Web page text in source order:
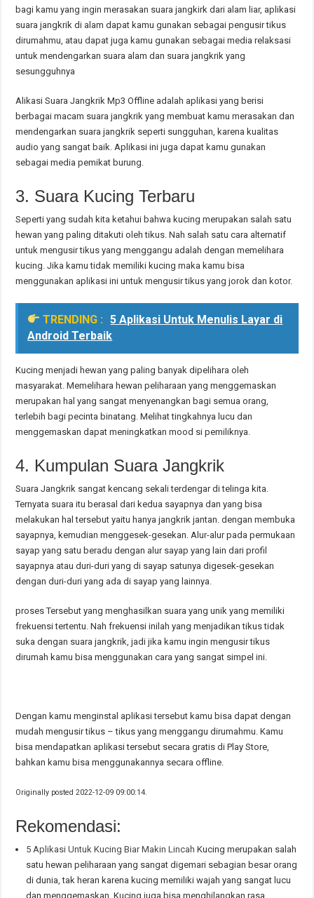
bagi kamu yang ingin merasakan suara jangkirk dari alam liar, aplikasi
suara jangkrik di alam dapat kamu gunakan sebagai pengusir tikus
dirumahmu, atau dapat juga kamu gunakan sebagai media relaksasi
untuk mendengarkan suara alam dan suara jangkrik yang
sesungguhnya
Alikasi Suara Jangkrik Mp3 Offline adalah aplikasi yang berisi
berbagai macam suara jangkrik yang membuat kamu merasakan dan
mendengarkan suara jangkrik seperti sungguhan, karena kualitas
audio yang sangat baik. Aplikasi ini juga dapat kamu gunakan
sebagai media pemikat burung.
3. Suara Kucing Terbaru
Seperti yang sudah kita ketahui bahwa kucing merupakan salah satu
hewan yang paling ditakuti oleh tikus. Nah salah satu cara alternatif
untuk mengusir tikus yang menggangu adalah dengan memelihara
kucing. Jika kamu tidak memiliki kucing maka kamu bisa
menggunakan aplikasi ini untuk mengusir tikus yang jorok dan kotor.
TRENDING :
5 Aplikasi Untuk Menulis Layar di
Android Terbaik
Kucing menjadi hewan yang paling banyak dipelihara oleh
masyarakat. Memelihara hewan peliharaan yang menggemaskan
merupakan hal yang sangat menyenangkan bagi semua orang,
terlebih bagi pecinta binatang. Melihat tingkahnya lucu dan
menggemaskan dapat meningkatkan mood si pemiliknya.
4. Kumpulan Suara Jangkrik
Suara Jangkrik sangat kencang sekali terdengar di telinga kita.
Ternyata suara itu berasal dari kedua sayapnya dan yang bisa
melakukan hal tersebut yaitu hanya jangkrik jantan. dengan membuka
sayapnya, kemudian menggesek-gesekan. Alur-alur pada permukaan
sayap yang satu beradu dengan alur sayap yang lain dari profil
sayapnya atau duri-duri yang di sayap satunya digesek-gesekan
dengan duri-duri yang ada di sayap yang lainnya.
proses Tersebut yang menghasilkan suara yang unik yang memiliki
frekuensi tertentu. Nah frekuensi inilah yang menjadikan tikus tidak
suka dengan suara jangkrik, jadi jika kamu ingin mengusir tikus
dirumah kamu bisa menggunakan cara yang sangat simpel ini.
Dengan kamu menginstal aplikasi tersebut kamu bisa dapat dengan
mudah mengusir tikus – tikus yang menggangu dirumahmu. Kamu
bisa mendapatkan aplikasi tersebut secara gratis di Play Store,
bahkan kamu bisa menggunakannya secara offline.
Originally posted 2022-12-09 09:00:14.
Rekomendasi:
5 Aplikasi Untuk Kucing Biar Makin Lincah Kucing merupakan salah
satu hewan peliharaan yang sangat digemari sebagian besar orang
di dunia, tak heran karena kucing memiliki wajah yang sangat lucu
dan menggemaskan. Kucing juga bisa menghilangkan rasa…